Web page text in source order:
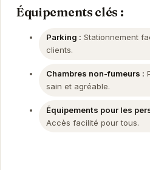
Équipements clés :
Parking : Stationnement
clients.
Chambres non-fumeurs :
sain et agréable.
Équipements pour les
Accès facilité pour tous.